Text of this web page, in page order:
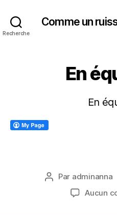
Recherche
Comme un
En
En
Auteur
l’article
Par adminanna
Aucun